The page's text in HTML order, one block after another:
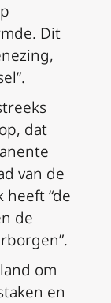
Dit
dat
van de
heeft “de
de
om
en